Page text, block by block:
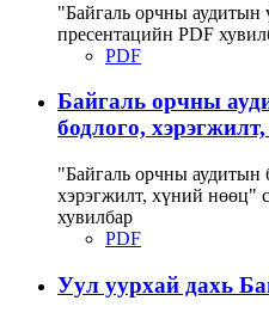
"Байгаль орчны аудитын
пресентацийн PDF
PDF
Байгаль орчны
бодлого,
"Байгаль орчны аудитын
хэрэгжилт, хүний нөөц"
хувилбар
PDF
Уул уурхай дахь